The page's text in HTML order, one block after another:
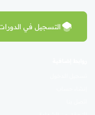
التسجيل في الدورات